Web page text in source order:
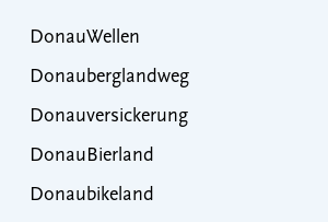
DonauWellen
Donauberglandweg
Donauversickerung
DonauBierland
Donaubikeland